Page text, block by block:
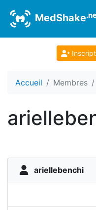
MedShake
Accueil Membres
ariellebenchi